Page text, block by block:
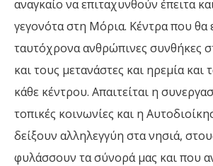
αναγκαίο να επιταχυνθούν έπειτα
γεγονότα στη Μόρια. Κέντρα που θα
ταυτόχρονα ανθρώπινες συνθήκες
και τους μετανάστες και ηρεμία και
κάθε κέντρου. Απαιτείται η
τοπικές κοινωνίες και η
δείξουν αλληλεγγύη στα νησιά,
φυλάσσουν τα σύνορά μας και που